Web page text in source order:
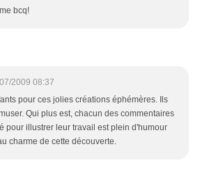
bcq!
2009 08:37
pour ces jolies créations éphémères. Ils
Qui plus est, chacun des commentaires
pour illustrer leur travail est plein d'humour
charme de cette découverte.